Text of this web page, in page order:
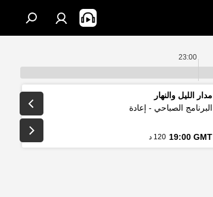
23:00
مدار الليل والنهار
البرنامج الصباحي - إعادة
19:00 GMT 120 د